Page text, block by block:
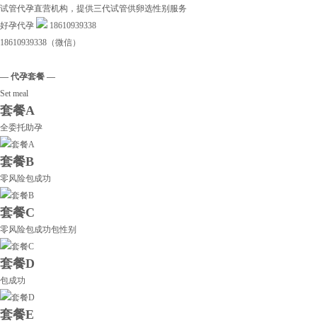
试管代孕直营机构，提供三代试管供卵选性别服务
好孕代孕
18610939338
18610939338（微信）
— 代孕套餐 —
Set meal
套餐A
全委托助孕
套餐B
零风险包成功
套餐C
零风险包成功包性别
套餐D
包成功
套餐E